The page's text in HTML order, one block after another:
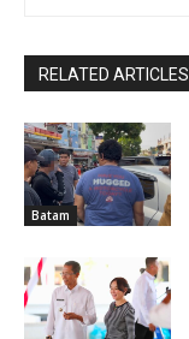
RELATED ARTICLES
Batam